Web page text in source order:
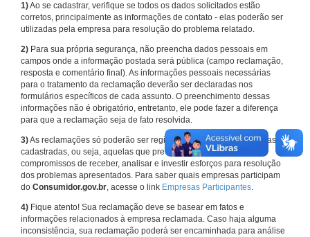
1)Ao se cadastrar, verifique se todos os dados solicitados estão
corretos, principalmente as informações de contato - elas poderão ser
utilizadas pela empresa para resolução do problema relatado.
2) Para sua própria segurança, não preencha dados pessoais em
campos onde a informação postada será pública (campo reclamação,
resposta e comentário final). As informações pessoais necessárias
para o tratamento da reclamação deverão ser declaradas nos
formulários específicos de cada assunto. O preenchimento dessas
informações não é obrigatório, entretanto, ele pode fazer a diferença
para que a reclamação seja de fato resolvida.
3)As reclamações só poderão ser registradas em face de empresas
cadastradas, ou seja, aquelas que previamente assumiram
compromissos de receber, analisar e investir esforços para resolução
dos problemas apresentados. Para saber quais empresas participam
do Consumidor.gov.br, acesse o link Empresas Participantes.
4) Fique atento! Sua reclamação deve se basear em fatos e
informações relacionados à empresa reclamada. Caso haja alguma
inconsistência, sua reclamação poderá ser encaminhada para análise